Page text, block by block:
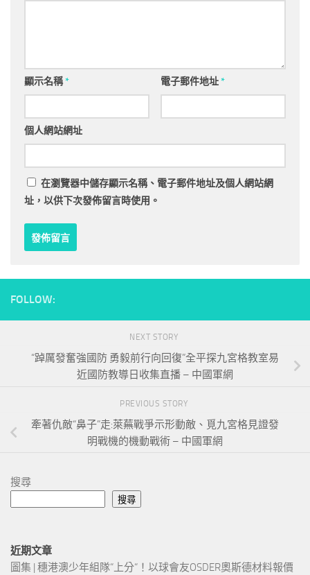
顯示名稱* 電子郵件地址*
個人網站網址
在瀏覽器中儲存顯示名稱、電子郵件地址及個人網站網
址，以供下次發佈留言時使用。
FOLLOW:
NEXT STORY
“踔厲發奮強國防 勇毅前行向回復”全平探九宮格教室易
近國防教導日收集直播 – 中國軍網
PREVIOUS STORY
牽著仇敵“鼻子”走:萊蕪戰爭示形動敵、覓九宮格見證發
明戰機的機動戰術 – 中國軍網
搜尋
搜尋
近期文章
圖集 | 穗港澳少年組隊“上分“！以球會友OSDER奧斯德材料報價